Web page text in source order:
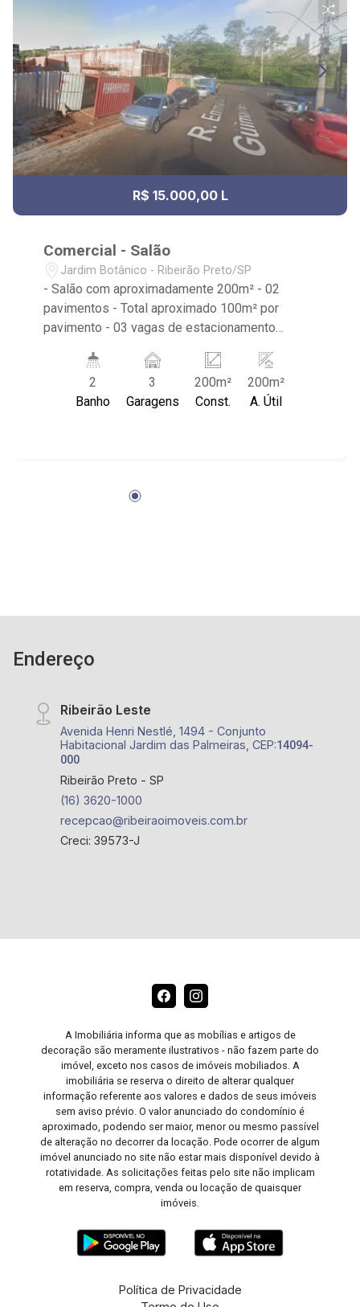
R$ 15.000,00 L
Comercial - Salão
Jardim Botânico - Ribeirão Preto/SP
- Salão com aproximadamente 200m² - 02
pavimentos - Total aproximado 100m² por
pavimento - 03 vagas de estacionamento
de 2024 - Sentido Av. Portuga
2
Banho
3
Garagens
200m²
Const.
200m²
A. Útil
Endereço
Ribeirão Leste
Avenida Henri Nestlé, 1494 - Conjunto
Habitacional Jardim das Palmeiras, CEP:14094-
000
Ribeirão Preto - SP
(16) 3620-1000
recepcao@ribeiraoimoveis.com.br
Creci: 39573-J
A Imobiliária informa que as mobílias e artigos de
decoração são meramente ilustrativos - não fazem parte do
imóvel, exceto nos casos de imóveis mobiliados. A
imobiliária se reserva o direito de alterar qualquer
informação referente aos valores e dados de seus imóveis
sem aviso prévio. O valor anunciado do condomínio é
aproximado, podendo ser maior, menor ou mesmo passível
de alteração no decorrer da locação. Pode ocorrer de algum
imóvel anunciado no site não estar mais disponível devido à
rotatividade. As solicitações feitas pelo site não implicam
em reserva, compra, venda ou locação de quaisquer
imóveis.
Política de Privacidade